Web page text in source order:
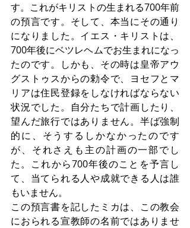
す。これがキリストの生まれる700年前
の預言です。そして、本当にその通り
になりました。イエス・キリストは、
700年後にベツレヘムでお生まれになっ
たのです。しかも、その時は皇帝アウ
グストゥスからの勅令で、ヨセフとマ
リアは住民登録をしなければならない
状況でした。自分たちで計画したり、
望んだ旅行ではありません。半ば強制
的に、そうするしかなかったのです
が、それさえも主の計画の一部でし
た。これから700年後のことを予言し
て、当てられる人や成就できる人は誰
もいません。
この預言書を記したミカは、この教会
におられる宣教師の名前ではありませ